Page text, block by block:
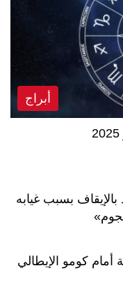
أبراج
بسبب غيابه
أمام كومو الإيطالي